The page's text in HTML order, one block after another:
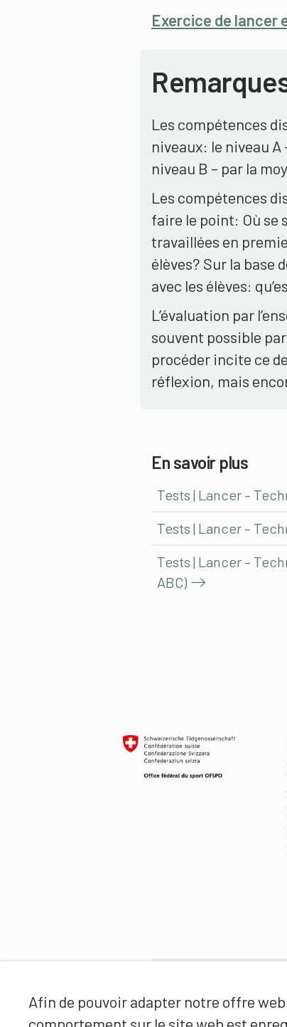
Afin de pouvoir adapter notre offre
comportement sur le site web est
Exercice de lancer
Les compétences
niveaux: le niveau
niveau B – par la
Les compétences
faire le point: Où se
travaillées en
élèves? Sur la base
avec les élèves:
L’évaluation par
souvent possible
procéder incite ce
réflexion, mais
En savoir plus
Tests | Lancer –
Tests | Lancer –
Tests | Lancer –
ABC)